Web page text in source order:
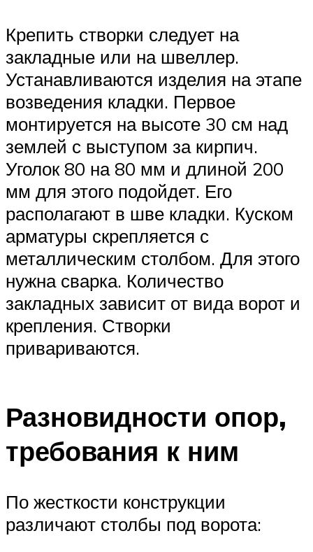
Крепить створки следует на
закладные или на швеллер.
Устанавливаются изделия на этапе
возведения кладки. Первое
монтируется на высоте 30 см над
землей с выступом за кирпич.
Уголок 80 на 80 мм и длиной 200
мм для этого подойдет. Его
располагают в шве кладки. Куском
арматуры скрепляется с
металлическим столбом. Для этого
нужна сварка. Количество
закладных зависит от вида ворот и
крепления. Створки
привариваются.
Разновидности опор,
требования к ним
По жесткости конструкции
различают столбы под ворота: